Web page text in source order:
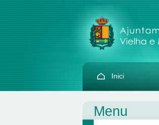
Inici
Menu